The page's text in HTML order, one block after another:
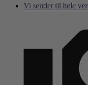
Vi sender til hele